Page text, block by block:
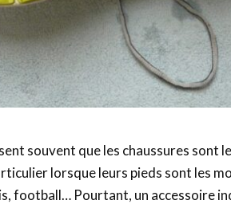
souvent que les chaussures sont
lorsque leurs pieds sont les
football… Pourtant, un accessoire